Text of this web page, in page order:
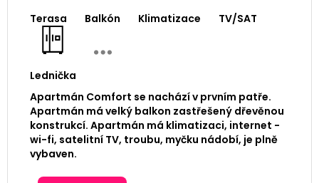
Terasa Balkón Klimatizace TV/SAT
Lednička
Apartmán Comfort se nachází v prvním patře.
Apartmán má velký balkon zastřešený dřevěnou
konstrukcí. Apartmán má klimatizaci, internet -
wi-fi, satelitní TV, troubu, myčku nádobí, je plně
vybaven.